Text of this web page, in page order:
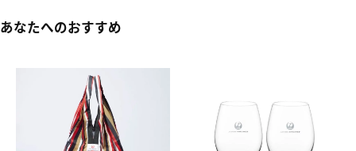
あなたへのおすすめ